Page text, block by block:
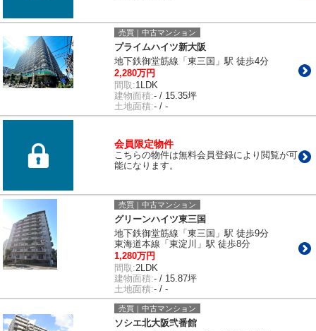
売買｜中古マンション
プライムハイツ新大阪
地下鉄御堂筋線「東三国」駅 徒歩4分
2,280万円
間取:1LDK
建物面積:- / 15.35坪
土地面積:- / -
会員限定物件
こちらの物件は無料会員登録により閲覧が可
能になります。
売買｜中古マンション
グリーンハイツ東三国
地下鉄御堂筋線「東三国」駅 徒歩9分
東海道本線「東淀川」駅 徒歩8分
1,280万円
間取:2LDK
建物面積:- / 15.87坪
土地面積:- / -
売買｜中古マンション
ソシエ北大阪弐番館